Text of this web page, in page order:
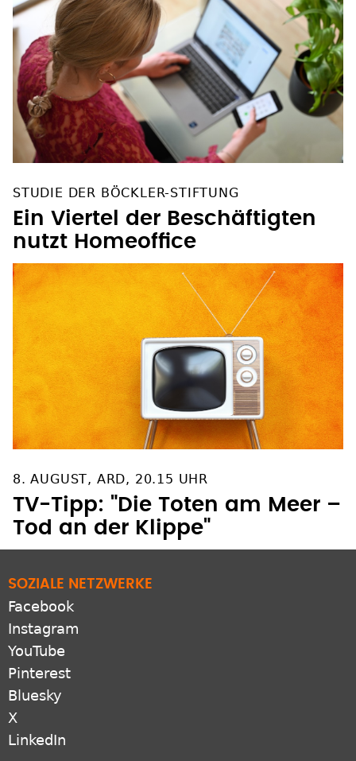
Ein Viertel der Beschäftigten
nutzt Homeoffice
TV-Tipp: "Die Toten am Meer –
Tod an der Klippe"
Facebook
Instagram
YouTube
Pinterest
Bluesky
X
LinkedIn